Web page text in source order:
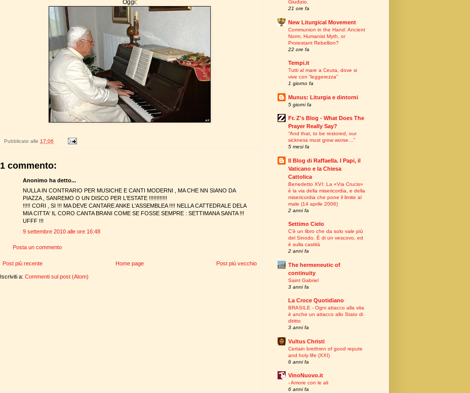
Oggi:
Pubblicato alle 17:06
1 commento:
Anonimo ha detto...
NULLA IN CONTRARIO PER MUSICHE E CANTI MODERNI , MA CHE NN SIANO DA
PIAZZA , SANREMO O UN DISCO PER L'ESTATE !!!!!!!!!!!!
!!!!! CORI , SI !!! MA DEVE CANTARE ANKE L'ASSEMBLEA !!!! NELLA CATTEDRALE DELA
MIA CITTA' IL CORO CANTA BRANI COME SE FOSSE SEMPRE : SETTIMANA SANTA !!!
UFFF !!!
9 settembre 2010 alle ore 16:48
Posta un commento
Post più recente Post più vecchio
Home page
Iscriviti a: Commenti sul post (Atom)
Giudizio.
21 ore fa
New Liturgical Movement
Communion in the Hand: Ancient
Norm, Humanist Myth, or
Protestant Rebellion?
22 ore fa
Tempi.it
Tutti al mare a Ceuta, dove si
vive con “leggerezza”
1 giorno fa
Munus: Liturgia e dintorni
5 giorni fa
Fr. Z's Blog - What Does The
Prayer Really Say?
“And that, to be restored, our
sickness must grow worse…”
5 mesi fa
Il Blog di Raffaella. I Papi, il
Vaticano e la Chiesa
Cattolica
Benedetto XVI: La «Via Crucis»
è la via della misericordia, e della
misericordia che pone il limite al
male (14 aprile 2006)
2 anni fa
Settimo Cielo
C’è un libro che da solo vale più
del Sinodo. È di un vescovo, ed
è sulla castità
2 anni fa
The hermeneutic of
continuity
Saint Gabriel
3 anni fa
La Croce Quotidiano
BRASILE - Ogni attacco alla vita
è anche un attacco allo Stato di
diritto
3 anni fa
Vultus Christi
Certain brethren of good repute
and holy life (XXI)
6 anni fa
VinoNuovo.it
- Amore con le ali
6 anni fa